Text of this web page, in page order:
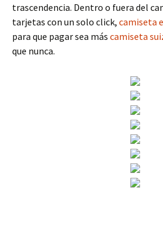
trascendencia. Dentro o fuera del
tarjetas con un solo click, camiseta
para que pagar sea más camiseta
que nunca.